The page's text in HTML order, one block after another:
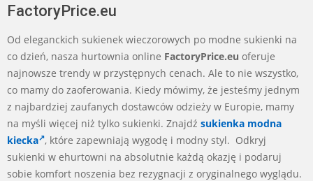
FactoryPrice.eu
Od eleganckich sukienek wieczorowych po modne sukienki na
co dzień, nasza hurtownia online FactoryPrice.eu oferuje
najnowsze trendy w przystępnych cenach. Ale to nie wszystko,
co mamy do zaoferowania. Kiedy mówimy, że jesteśmy jednym
z najbardziej zaufanych dostawców odzieży w Europie, mamy
na myśli więcej niż tylko sukienki. Znajdź sukienka modna
kiecka , które zapewniają wygodę i modny styl. Odkryj
sukienki w ehurtowni na absolutnie każdą okazję i podaruj
sobie komfort noszenia bez rezygnacji z oryginalnego wyglądu.